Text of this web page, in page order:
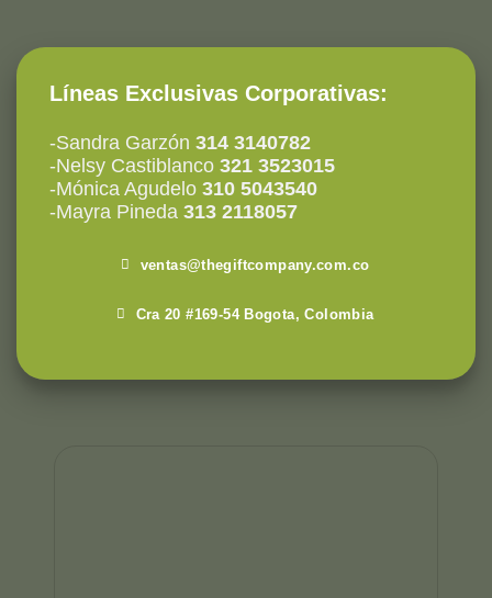
Líneas Exclusivas Corporativas:
-Sandra Garzón 314 3140782
-Nelsy Castiblanco 321 3523015
-Mónica Agudelo 310 5043540
-Mayra Pineda 313 2118057
ventas@thegiftcompany.com.co
Cra 20 #169-54 Bogota, Colombia